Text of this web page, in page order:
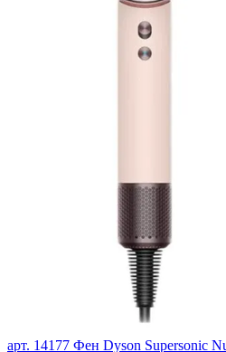
арт. 14177 Фен Dyson Supersonic